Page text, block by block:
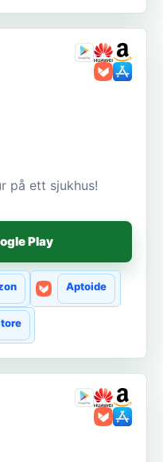
på ett sjukhus!
Play
Aptoide